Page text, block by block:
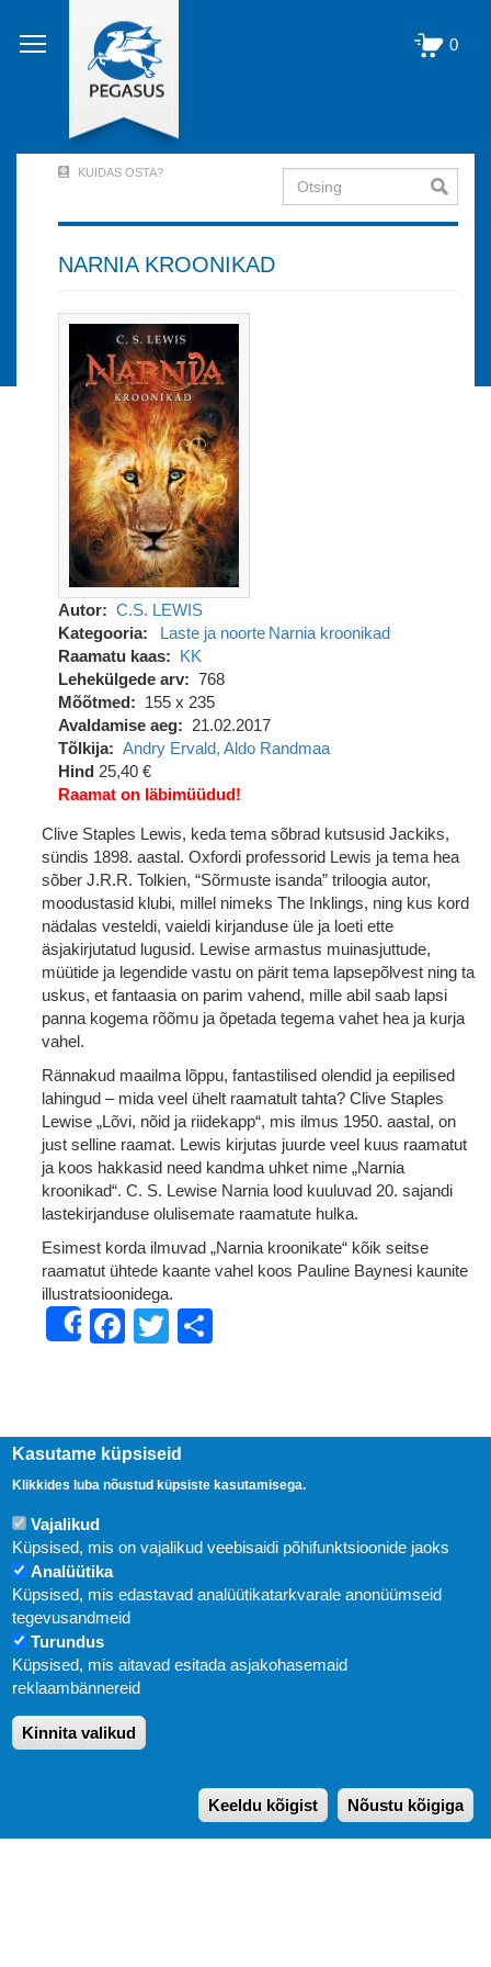
edasi
põhisisu
0
Account
Menu
KUIDAS OSTA? Otsing
NARNIA KROONIKAD
Autor
C.S. LEWIS
Kategooria
Laste ja noorte Narnia kroonikad
Raamatu kaas
KK
Lehekülgede arv
768
Mõõtmed
155 x 235
Avaldamise aeg
21.02.2017
Tõlkija
Andry Ervald, Aldo Randmaa
Hind 25,40 €
Raamat on läbimüüdud!
Clive Staples Lewis, keda tema sõbrad kutsusid Jackiks,
sündis 1898. aastal. Oxfordi professorid Lewis ja tema hea
sõber J.R.R. Tolkien, “Sõrmuste isanda” triloogia autor,
moodustasid klubi, millel nimeks The Inklings, ning kus kord
nädalas vesteldi, vaieldi kirjanduse üle ja loeti ette
äsjakirjutatud lugusid. Lewise armastus muinasjuttude,
müütide ja legendide vastu on pärit tema lapsepõlvest ning ta
uskus, et fantaasia on parim vahend, mille abil saab lapsi
panna kogema rõõmu ja õpetada tegema vahet hea ja kurja
vahel.
Rännakud maailma lõppu, fantastilised olendid ja eepilised
lahingud – mida veel ühelt raamatult tahta? Clive Staples
Lewise „Lõvi, nõid ja riidekapp“, mis ilmus 1950. aastal, on
just selline raamat. Lewis kirjutas juurde veel kuus raamatut
ja koos hakkasid need kandma uhket nime „Narnia
kroonikad“. C. S. Lewise Narnia lood kuuluvad 20. sajandi
lastekirjanduse olulisemate raamatute hulka.
Esimest korda ilmuvad „Narnia kroonikate“ kõik seitse
raamatut ühtede kaante vahel koos Pauline Baynesi kaunite
illustratsioonidega.
ShareFacebook
Twitter
Uudised
KIRJASTUS PEGASUS OÜ © 2020
Paldiski mnt. 29 (A korpus VI korrus), Tallinn
E-post:pegasus[at]pegasus.ee
Kasutame küpsiseid
Klikkides luba nõustud küpsiste kasutamisega.
Vajalikud
Küpsised, mis on vajalikud veebisaidi põhifunktsioonide jaoks
Analüütika
Küpsised, mis edastavad analüütikatarkvarale anonüümseid
tegevusandmeid
Turundus
Küpsised, mis aitavad esitada asjakohasemaid
reklaambännereid
Kinnita valikud
Keeldu kõigist Nõustu kõigiga